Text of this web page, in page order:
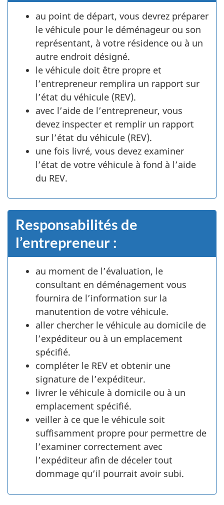
au point de départ, vous devrez préparer
le véhicule pour le déménageur ou son
représentant, à votre résidence ou à un
autre endroit désigné.
le véhicule doit être propre et
l’entrepreneur remplira un rapport sur
l’état du véhicule (REV).
avec l’aide de l’entrepreneur, vous
devez inspecter et remplir un rapport
sur l’état du véhicule (REV).
une fois livré, vous devez examiner
l’état de votre véhicule à fond à l’aide
du REV.
Responsabilités de
l’entrepreneur :
au moment de l’évaluation, le
consultant en déménagement vous
fournira de l’information sur la
manutention de votre véhicule.
aller chercher le véhicule au domicile de
l’expéditeur ou à un emplacement
spécifié.
compléter le REV et obtenir une
signature de l’expéditeur.
livrer le véhicule à domicile ou à un
emplacement spécifié.
veiller à ce que le véhicule soit
suffisamment propre pour permettre de
l’examiner correctement avec
l’expéditeur afin de déceler tout
dommage qu’il pourrait avoir subi.